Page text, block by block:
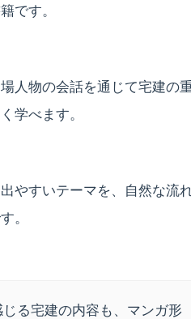
です。
人物の会話を通じて宅建の
学べます。
やすいテーマを、自然な流
。
る宅建の内容も、マンガ形